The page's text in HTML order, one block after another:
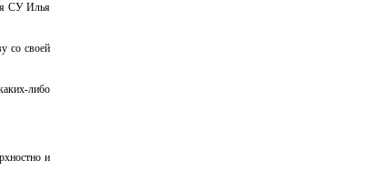
СУ Илья
со своей
либо
и